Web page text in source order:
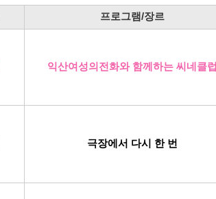
프로그램/장르
익산여성의전화와 함께하는 씨네클럽
극장에서 다시 한 번